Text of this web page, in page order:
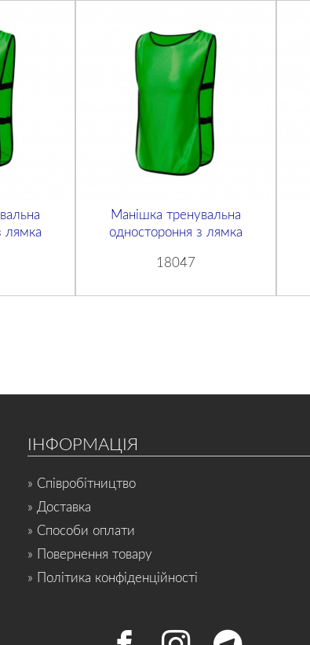
лямка
Манішка тренувальна
одностороння з лямка
18047
ІНФОРМАЦІЯ
» Співробітництво
» Доставка
» Способи оплати
» Повернення товару
» Політика конфіденційності